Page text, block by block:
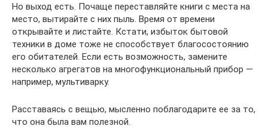
Но выход есть. Почаще переставляйте книги с места на
место, вытирайте с них пыль. Время от времени
открывайте и листайте. Кстати, избыток бытовой
техники в доме тоже не способствует благосостоянию
его обитателей. Если есть возможность, замените
несколько агрегатов на многофункциональный прибор —
например, мультиварку.
Расставаясь с вещью, мысленно поблагодарите ее за то,
что она была вам полезной.